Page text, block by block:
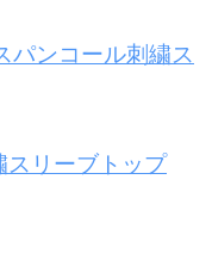
ンコール刺繍ス
リーブトップ